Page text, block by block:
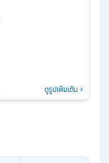
ดูรูปเพิ่มเติม